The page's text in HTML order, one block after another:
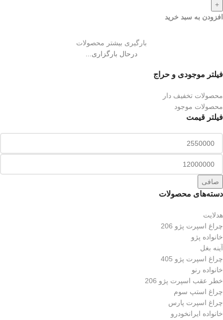
فیلتر موجودی و حراج
محصولات تخفیف دار
محصولات موجود
فیلتر قیمت
صافی
دسته‌های محصولات
هدلایت
چراغ اسپرت پژو 206
خانواده پژو
آینه بغل
چراغ اسپرت پژو 405
خانواده رنو
خطر عقب اسپرت پژو 206
چراغ استپ سوم
چراغ اسپرت پارس
خانواده ایرانخودرو
+
افزودن به سبد خرید
بارگیری بیشتر محصولات
درحال بارگزاری...